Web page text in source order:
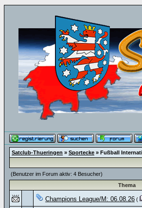
Satclub-Thueringen » Sportecke » Fußball
(Benutzer im Forum aktiv: 4 Besucher)
Thema
Champions League/M: 06.08.26 (